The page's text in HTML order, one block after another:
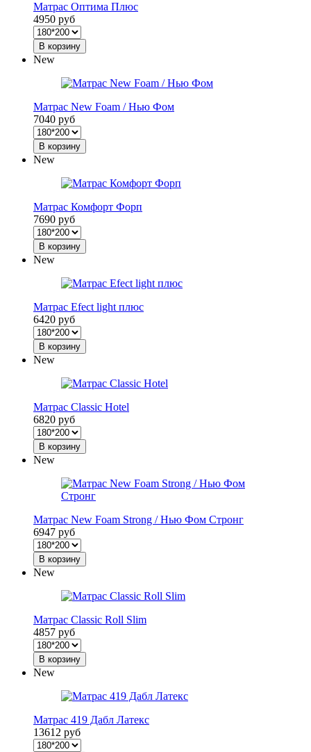
Матрас Оптима Плюс
4950 руб
В корзину
New
Матрас New Foam / Нью Фом
7040 руб
В корзину
New
Матрас Комфорт Форп
7690 руб
В корзину
New
Матрас Efect light плюс
6420 руб
В корзину
New
Матрас Classic Hotel
6820 руб
В корзину
New
Матрас New Foam Strong / Нью Фом Стронг
6947 руб
В корзину
New
Матрас Classic Roll Slim
4857 руб
В корзину
New
Матрас 419 Дабл Латекс
13612 руб